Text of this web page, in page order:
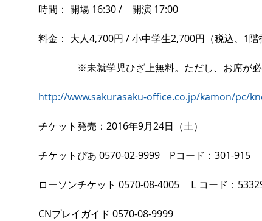
時間： 開場 16:30 /　開演 17:00
料金： 大人4,700円 / 小中学生2,700円（税込、1階
※未就学児ひざ上無料。ただし、お席が必
http://www.sakurasaku-office.co.jp/kamon/pc/
チケット発売：2016年9月24日（土）
チケットぴあ 0570-02-9999　Pコード：301-915
ローソンチケット 0570-08-4005　Ｌコード：
CNプレイガイド 0570-08-9999